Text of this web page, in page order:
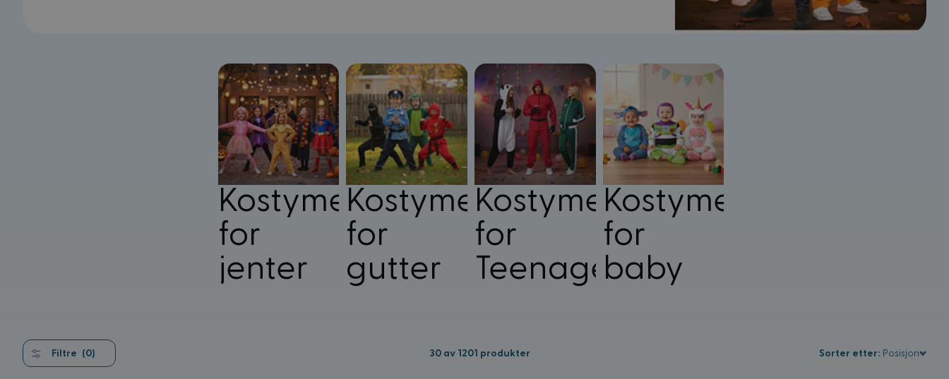
Kostymer
for
jenter
Kostymer
for
gutter
Kostymer
for
Teenagere
Kostymer
for
baby
Filtre (0) 30 av 1201 produkter Sorter etter: Posisjon